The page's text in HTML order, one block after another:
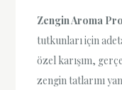
Zengin Aroma
tutkunları için
özel karışım,
zengin tatlarını